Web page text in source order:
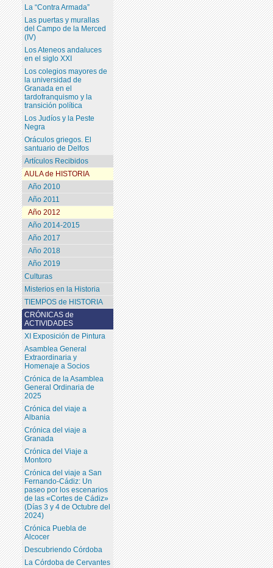
CRÓNICAS de
ACTIVIDADES
XI Exposición de Pintura
Asamblea General
Extraordinaria y
Homenaje a Socios
Crónica de la Asamblea
General Ordinaria de
2025
Crónica del viaje a
Albania
Crónica del viaje a
Granada
Crónica del Viaje a
Montoro
Crónica del viaje a San
Fernando-Cádiz: Un
paseo por los escenarios
de las «Cortes de Cádiz»
(Días 3 y 4 de Octubre del
2024)
Crónica Puebla de
Alcocer
Descubriendo Córdoba
La Córdoba de Cervantes
La “Contra Armada”
Las puertas y murallas
del Campo de la Merced
(IV)
Los Ateneos andaluces
en el siglo XXI
Los colegios mayores de
la universidad de
Granada en el
tardofranquismo y la
transición política
Los Judíos y la Peste
Negra
Oráculos griegos. El
santuario de Delfos
Artículos Recibidos
AULA de HISTORIA
Año 2010
Año 2011
Año 2012
Año 2014-2015
Año 2017
Año 2018
Año 2019
Culturas
Misterios en la Historia
TIEMPOS de HISTORIA